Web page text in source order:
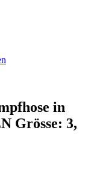
in
Grösse: 3,